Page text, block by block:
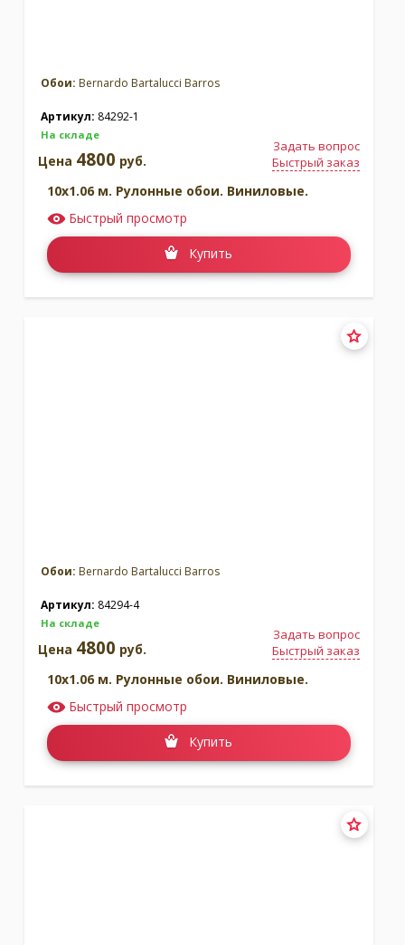
Обои: Bernardo Bartalucci Barros
Артикул: 84292-1
На складе
Задать вопрос
Быстрый заказ
Цена 4800 руб.
10x1.06 м. Рулонные обои. Виниловые.
Быстрый просмотр
Купить
Обои: Bernardo Bartalucci Barros
Артикул: 84294-4
На складе
Задать вопрос
Быстрый заказ
Цена 4800 руб.
10x1.06 м. Рулонные обои. Виниловые.
Быстрый просмотр
Купить